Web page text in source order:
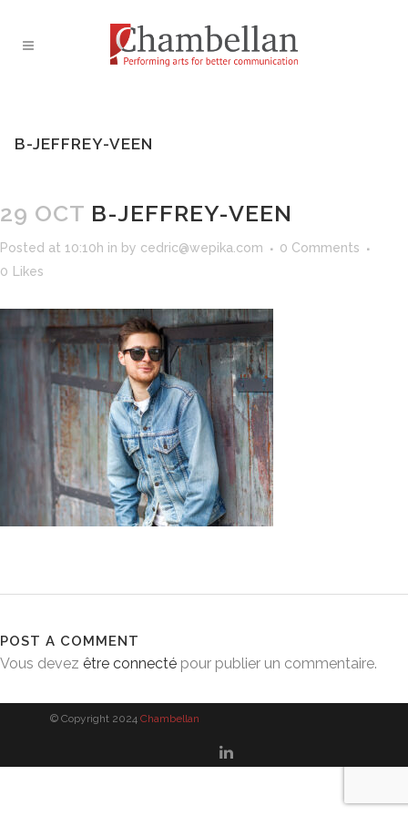
B-JEFFREY-VEEN
29 OCT B-JEFFREY-VEEN
Posted at 10:10h in by cedric@wepika.com
0 Comments
0
Likes
POST A COMMENT
Vous devez être connecté pour publier un commentaire.
© Copyright 2024 Chambellan